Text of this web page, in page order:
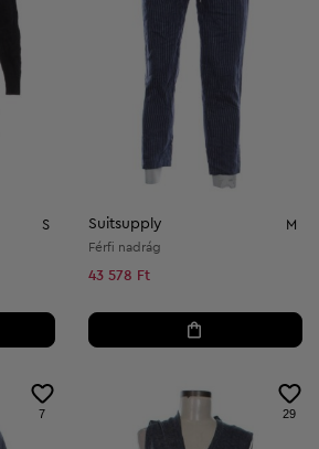
S Suitsupply M
Férfi nadrág
43 578 Ft
7 29